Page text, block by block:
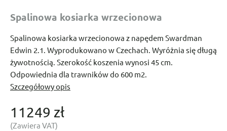
Spalinowa kosiarka wrzecionowa
Spalinowa kosiarka wrzecionowa z napędem Swardman
Edwin 2.1. Wyprodukowano w Czechach. Wyróżnia się długą
żywotnością. Szerokość koszenia wynosi 45 cm.
Odpowiednia dla trawników do 600 m2.
Szczegółowy opis
11249 zł
(Zawiera VAT)